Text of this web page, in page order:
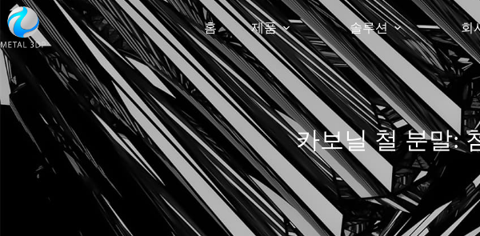
홈 제품 솔루션 회
카보닐 철 분말: